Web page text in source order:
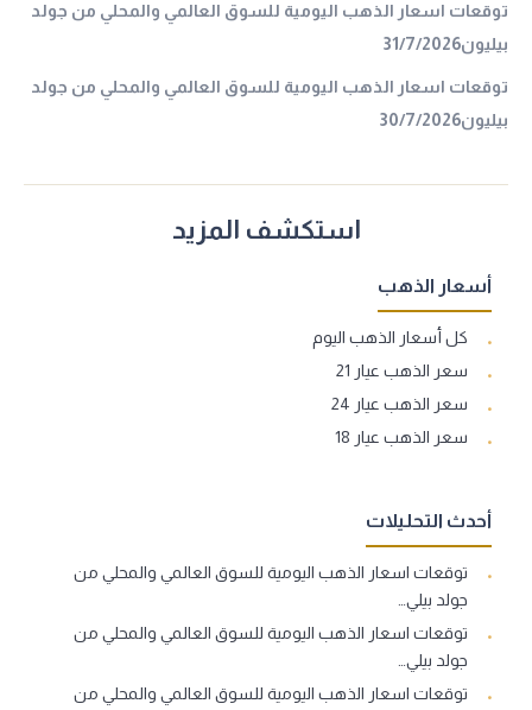
توقعات اسعار الذهب اليومية للسوق العالمي والمحلي من جولد
بيليون31/7/2026
توقعات اسعار الذهب اليومية للسوق العالمي والمحلي من جولد
بيليون30/7/2026
استكشف المزيد
أسعار الذهب
كل أسعار الذهب اليوم
سعر الذهب عيار 21
سعر الذهب عيار 24
سعر الذهب عيار 18
أحدث التحليلات
توقعات اسعار الذهب اليومية للسوق العالمي والمحلي من
جولد بيلي…
توقعات اسعار الذهب اليومية للسوق العالمي والمحلي من
جولد بيلي…
توقعات اسعار الذهب اليومية للسوق العالمي والمحلي من